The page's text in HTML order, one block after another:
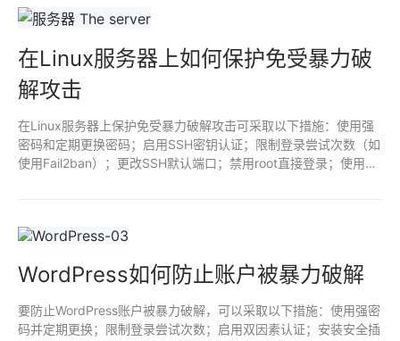
在Linux服务器上如何保护免受暴力破
解攻击
在Linux服务器上保护免受暴力破解攻击可采取以下措施：使用强
密码和定期更换密码；启用SSH密钥认证；限制登录尝试次数（如
使用Fail2ban）；更改SSH默认端口；禁用root直接登录；使用防
WordPress如何防止账户被暴力破解
要防止WordPress账户被暴力破解，可以采取以下措施：使用强密
码并定期更换；限制登录尝试次数；启用双因素认证；安装安全插